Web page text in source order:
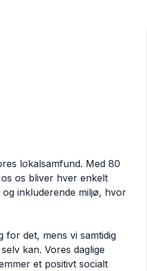
lokalsamfund. Med 80
os bliver hver enkelt
inkluderende miljø, hvor
det, mens vi samtidig
kan. Vores daglige
et positivt socialt